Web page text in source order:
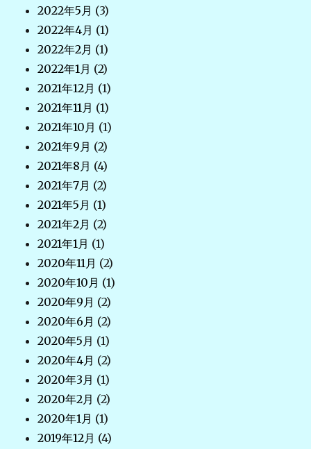
2022年5月 (3)
2022年4月 (1)
2022年2月 (1)
2022年1月 (2)
2021年12月 (1)
2021年11月 (1)
2021年10月 (1)
2021年9月 (2)
2021年8月 (4)
2021年7月 (2)
2021年5月 (1)
2021年2月 (2)
2021年1月 (1)
2020年11月 (2)
2020年10月 (1)
2020年9月 (2)
2020年6月 (2)
2020年5月 (1)
2020年4月 (2)
2020年3月 (1)
2020年2月 (2)
2020年1月 (1)
2019年12月 (4)